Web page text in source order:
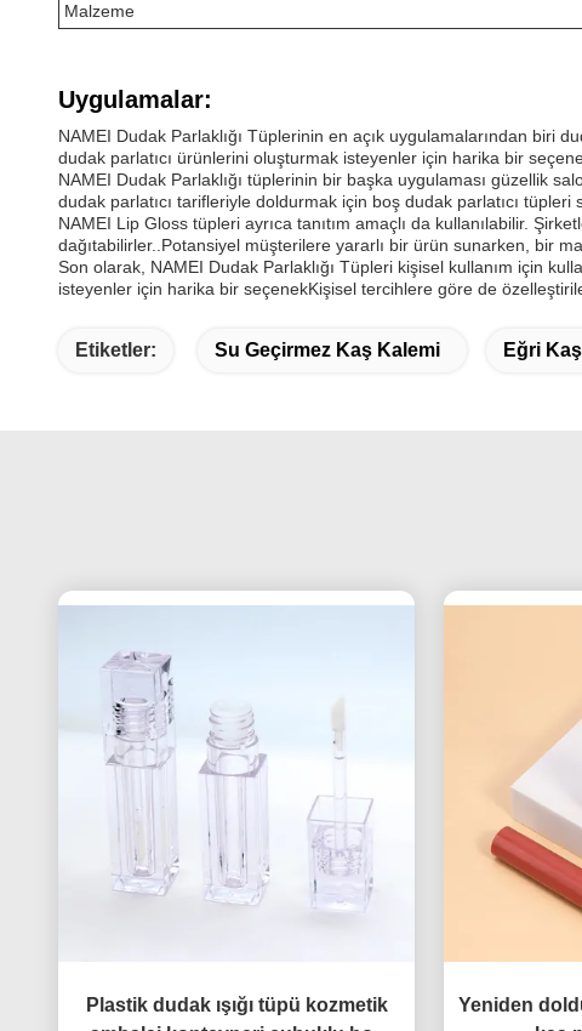
Malzeme
Uygulamalar:
NAMEI Dudak Parlaklığı Tüplerinin en açık uygulamalarından biri
dudak parlatıcı ürünlerini oluşturmak isteyenler için harika bir
NAMEI Dudak Parlaklığı tüplerinin bir başka uygulaması güzellik
dudak parlatıcı tarifleriyle doldurmak için boş dudak parlatıcı
NAMEI Lip Gloss tüpleri ayrıca tanıtım amaçlı da kullanılabilir.
dağıtabilirler..Potansiyel müşterilere yararlı bir ürün sunarken, bir
Son olarak, NAMEI Dudak Parlaklığı Tüpleri kişisel kullanım için
isteyenler için harika bir seçenekKişisel tercihlere göre de
Etiketler: Su Geçirmez Kaş Kalemi Eğri
Plastik dudak ışığı tüpü kozmetik
Yeniden